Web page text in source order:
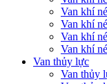
Van khí
Van khí
Van khí
Van khí
Van thủy lực
Van thủy